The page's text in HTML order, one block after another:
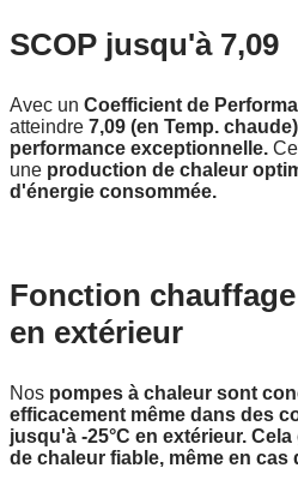
SCOP jusqu'à 7,09
Avec un Coefficient de
atteindre 7,09 (en Temp. chaude)
performance exceptionnelle.
une production de chaleur
d'énergie consommée.
Fonction
en extérieur
Nos pompes à chaleur sont
efficacement même dans des
jusqu'à -25°C en extérieur.
de chaleur fiable, même en